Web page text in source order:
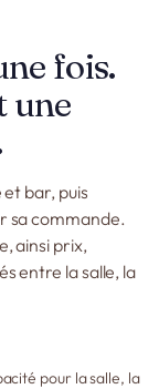
fois.
une
bar, puis
sa commande.
ainsi prix,
entre la salle, la
pour la salle, la